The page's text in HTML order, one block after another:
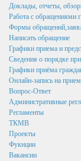
Доклады, отчеты,
Работа с обращениями
Формы
Написать обращение
Графики приема и
Сведения о порядке
Графики приёма
Онлайн-запись на прием
Вопрос-Ответ
Административные
Регламенты
ТКМВ
Проекты
Фукнции
Вакансии